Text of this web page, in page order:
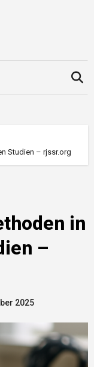
Studien – rjssr.org
in
–
2025